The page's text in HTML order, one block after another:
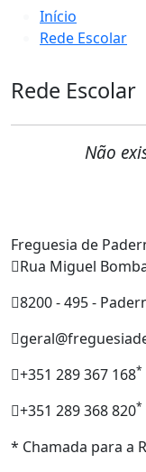
Início
Rede Escolar
Rede Escolar
Não
Freguesia de
Rua Miguel
8200 - 495 -
+351 289 367 168*
+351 289 368 820*
* Chamada para a